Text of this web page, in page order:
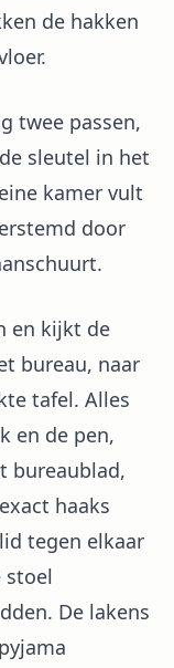
de hakken
twee passen,
sleutel in het
kamer vult
door
en kijkt de
bureau, naar
tafel. Alles
en de pen,
bureaublad,
haaks
tegen elkaar
stoel
De lakens